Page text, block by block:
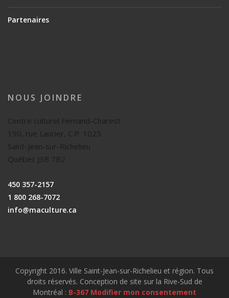
Partenaires
NOUS JOINDRE
Centre culturel Fernand-Charest
190, rue Laurier, C.P. 1025
Saint-Jean-sur-Richelieu
Québec J3B 7B2
450 357-2157
1 800 268-7072
info@maculture.ca
Copyright 2016. Ville Saint-Jean-sur-Richelieu et région. Tous
droits réservés. Conception de site sur la Rive-Sud de
Montréal : B-367 Modifier mon consentement